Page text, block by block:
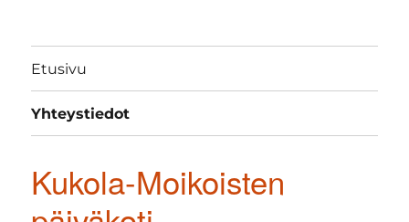
Etusivu
Yhteystiedot
Kukola-Moikoisten